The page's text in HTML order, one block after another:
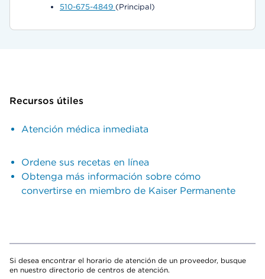
510-675-4849 (Principal)
Recursos útiles
Atención médica inmediata
Ordene sus recetas en línea
Obtenga más información sobre cómo
convertirse en miembro de Kaiser Permanente
Si desea encontrar el horario de atención de un proveedor, busque
en nuestro directorio de centros de atención.